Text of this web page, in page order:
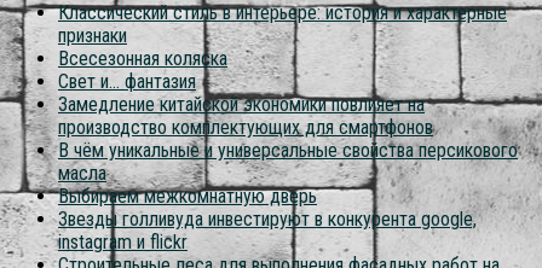
Классический стиль в интерьере: история и характерные
признаки
Всесезонная коляска
Свет и… фантазия
Замедление китайской экономики повлияет на
производство комплектующих для смартфонов
В чём уникальные и универсальные свойства персикового
масла
Выбираем межкомнатную дверь
Звезды голливуда инвестируют в конкурента google,
instagram и flickr